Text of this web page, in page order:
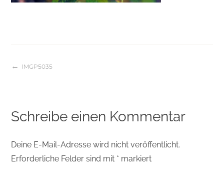
Beitragsnavigation
IMGP5035
Schreibe einen Kommentar
Deine E-Mail-Adresse wird nicht veröffentlicht.
Erforderliche Felder sind mit * markiert